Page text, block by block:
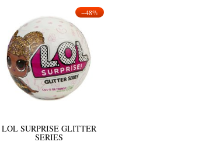
−48%
LOL SURPRISE GLITTER
SERIES